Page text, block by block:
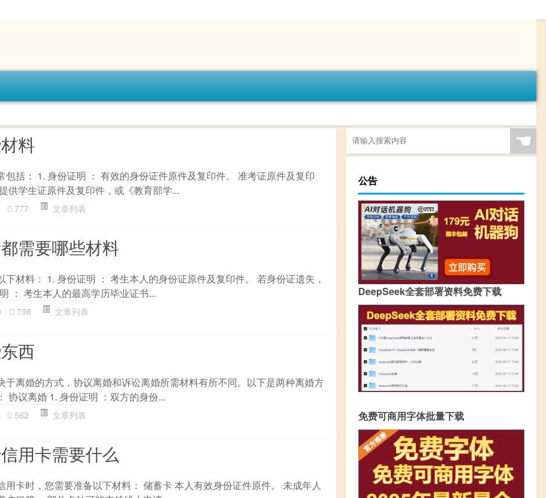
料
包括： 1. 身份证明 ： 有效的身份证件原件及复印件。 准考证原件及复印
供学生证原件及复印件，或《教育部学...
777 文章列表
需要哪些材料
下材料： 1. 身份证明 ： 考生本人的身份证原件及复印件。 若身份证遗失，
： 考生本人的最高学历毕业证书...
798 文章列表
西
于离婚的方式，协议离婚和诉讼离婚所需材料有所不同。以下是两种离婚方
协议离婚 1. 身份证明 ：双方的身份...
562 文章列表
用卡需要什么
用卡时，您需要准备以下材料： 储蓄卡 本人有效身份证件原件。 未成年人
☚
公告
DeepSeek全套部署资料免费下载
免费可商用字体批量下载